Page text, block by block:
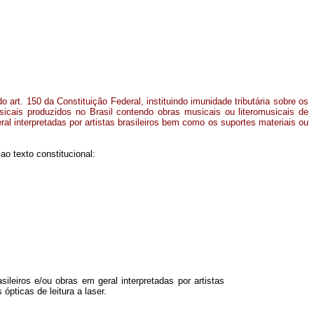
art. 150 da Constituição Federal, instituindo imunidade tributária sobre os
produzidos no Brasil contendo obras musicais ou literomusicais de
interpretadas por artistas brasileiros bem como os suportes materiais ou
texto constitucional:
e/ou obras em geral interpretadas por artistas
de leitura a laser.